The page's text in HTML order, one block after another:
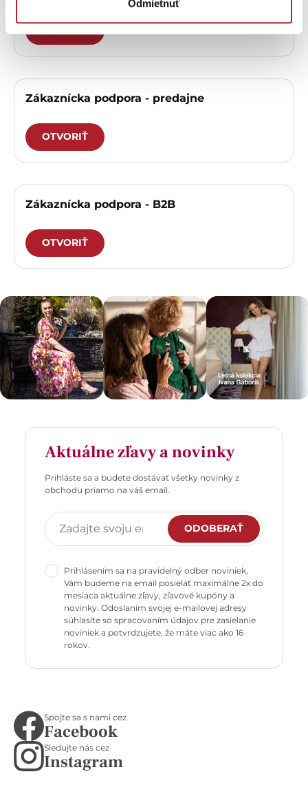
Odmietnuť
Zákaznícka podpora - predajne
OTVORIŤ
Zákaznícka podpora - B2B
OTVORIŤ
Aktuálne zľavy a novinky
Prihláste sa a budete dostávať všetky novinky z
obchodu priamo na váš email.
ODOBERAŤ
Prihlásením sa na pravidelný odber noviniek,
Vám budeme na email posielať maximálne 2x do
mesiaca aktuálne zľavy, zľavové kupóny a
novinky. Odoslaním svojej e-mailovej adresy
súhlasíte so spracovaním údajov pre zasielanie
noviniek a potvrdzujete, že máte viac ako 16
rokov.
Spojte sa s nami cez
Facebook
Sledujte nás cez
Instagram